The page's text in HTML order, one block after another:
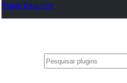
Plugin Directory
Pesquisar